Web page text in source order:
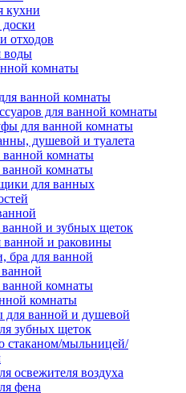
кухни
отходов
воды
комнаты
ванной комнаты
для ванной комнаты
для ванной комнаты
душевой и туалета
комнаты
комнаты
для ванных
и зубных щеток
и раковины
бра для ванной
комнаты
комнаты
для ванной и душевой
зубных щеток
стаканом/мыльницей/
освежителя воздуха
фена